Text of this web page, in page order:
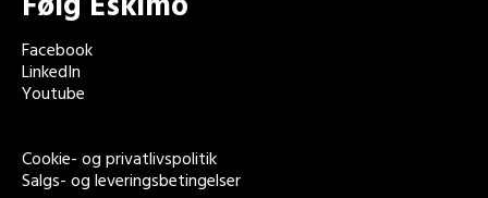
Facebook
LinkedIn
Youtube
Cookie- og privatlivspolitik
Salgs- og leveringsbetingelser